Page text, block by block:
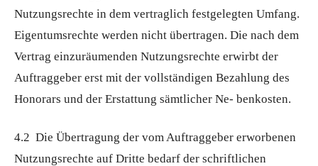
Nutzungsrechte in dem vertraglich festgelegten Umfang.
Eigentumsrechte werden nicht übertragen. Die nach dem
Vertrag einzuräumenden Nutzungsrechte erwirbt der
Auftraggeber erst mit der vollständigen Bezahlung des
Honorars und der Erstattung sämtlicher Ne- benkosten.
4.2 Die Übertragung der vom Auftraggeber erworbenen
Nutzungsrechte auf Dritte bedarf der schriftlichen